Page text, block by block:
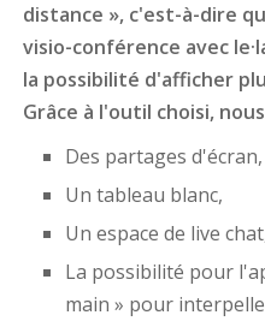
distance », c'est-à-dire
visio-conférence avec
la possibilité d'afficher
Grâce à l'outil choisi,
Des partages d'écran,
Un tableau blanc,
Un espace de live
La possibilité pour
main » pour